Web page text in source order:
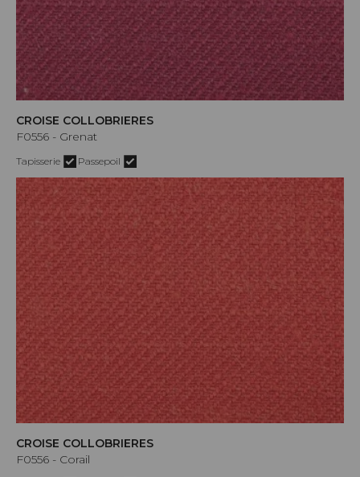
CROISE COLLOBRIERES
F0556 - Grenat
Tapisserie Passepoil
CROISE COLLOBRIERES
F0556 - Corail